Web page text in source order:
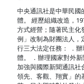
中央通訊社是中華民國
體。 經歷組織改造，
方式經營；隨著民主化
例」改制為財團法人，
行三大法定任務： ．
體。 ．辦理國家對外
加強與國際新聞通訊社
領先、客觀、翔實」的